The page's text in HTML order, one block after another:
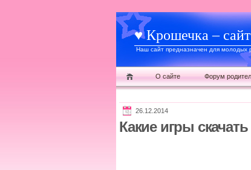
♥ Крошечка –
Наш сайт предназначен для молодых
О сайте Форум
26.12.2014
Какие игры